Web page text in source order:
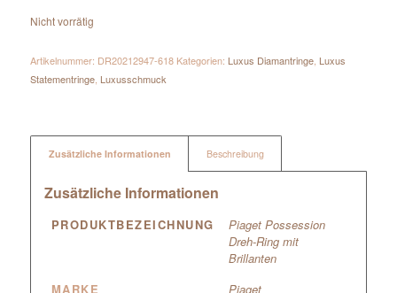
Nicht vorrätig
Artikelnummer: DR20212947-618 Kategorien: Luxus Diamantringe, Luxus
Statementringe, Luxusschmuck
Zusätzliche Informationen Beschreibung
Zusätzliche Informationen
PRODUKTBEZEICHNUNG
Piaget Possession
Dreh-Ring mit
Brillanten
MARKE
Piaget